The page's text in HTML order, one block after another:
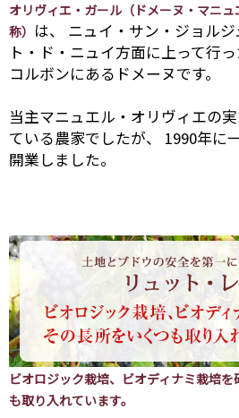
オリヴィエ・ガール（ドメーヌ・マニ
称） は、 ニュイ・サン・ジョル
ト・ド・ニュイ方面に上って行
コルボンにあるドメーヌです。
当主マニュエル・オリヴィエの
ている農家でしたが、 1990年に
開業しました。
ビオロジック栽培、ビオディナミ栽培
も取り入れています。